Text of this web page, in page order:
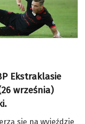
Ekstraklasie
września)
się na wyjeździe